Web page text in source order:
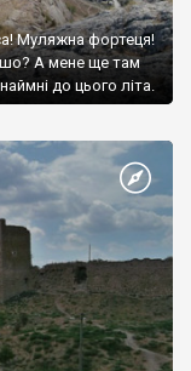
Муляжна фортеця!
шо? А мене ще там
до цього літа.